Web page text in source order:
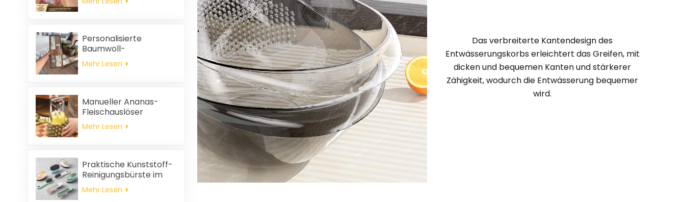
Personalisierte
Baumwoll-
Hochzeitsgeschenke
und
Servietten und
Putzlappen-
Mehr Lesen
Manueller Ananas-
Fleischauslöser
Mehr Lesen
Praktische Kunststoff-
Reinigungsbürste im
Großhandel
Mehr Lesen
Das verbreiterte Kantendesign des
Entwässerungskorbs erleichtert das Greifen, mit
dicken und bequemen Kanten und stärkerer
Zähigkeit, wodurch die Entwässerung bequemer
wird.